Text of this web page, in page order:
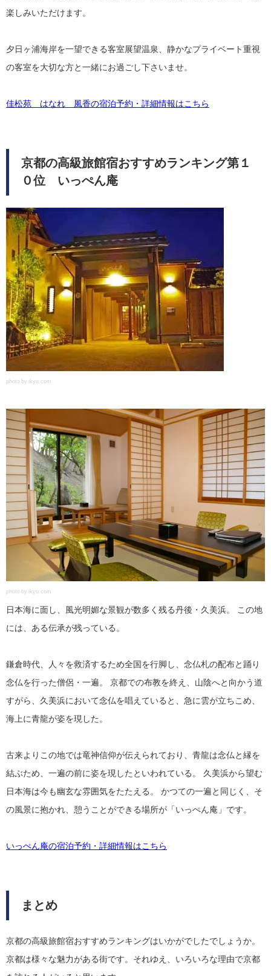
楽しみいただけます。
夕日ヶ浦海岸を一望できる客室展望温泉、静かなプライベート重視
の客室を大切な方と一緒にお過ごし下さいませ。
佳松苑 はなれ 風香の宿泊予約・詳細情報はこちら
京都の高級旅館宿おすすめランキング第１
０位 いっぺん庵
photo by ikyu.com
photo by ikyu.com
日本海に面し、風光明媚な景観が数多く残る丹後・久美浜。 この地
には、ある伝承が残っている。
鎌倉時代、人々を救済するため全国を行脚し、念仏札の配布と踊り
念仏を行った僧侶・一遍。 京都での布教を終え、山陰へと向かう道
すがら、久美浜において念仏を唱えていると、急に雲が立ちこめ、
海上に青龍が姿を現した。
古来よりこの地では竜神信仰が伝えられており、青龍は念仏と縁を
結ぶため、一遍の前に姿を現したといわれている。 久美浜から望む
日本海は今も幽玄な雰囲気をたたえる。 かつての一遍と同じく、そ
の風景に抱かれ、憩うことができる場所が「いっぺん庵」です。
いっぺん庵の宿泊予約・詳細情報はこちら
まとめ
京都の高級旅館宿おすすめランキングはいかがでしたでしょうか。
京都は様々な魅力がある街です。それゆえ、いろいろな理由で京都